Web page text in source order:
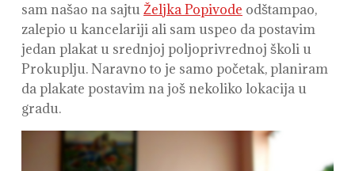
sam našao na sajtuŽeljka Popivode odštampao,
zalepio u kancelariji ali sam uspeo da postavim
jedan plakat u srednjoj poljoprivrednoj školi u
Prokuplju. Naravno to je samo početak, planiram
da plakate postavim na još nekoliko lokacija u
gradu.